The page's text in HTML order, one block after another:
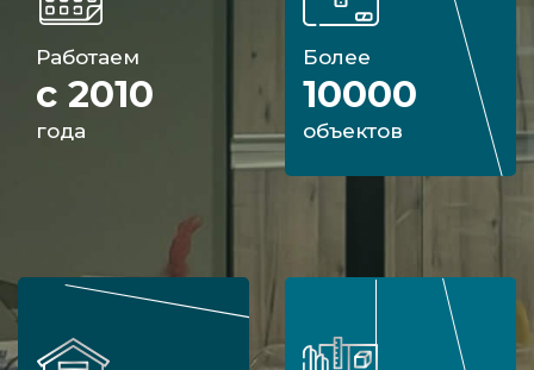
Работаем
с 2010
года
Более
10000
объектов